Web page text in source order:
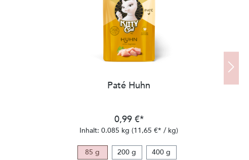
Paté Huhn
0,99 €*
Inhalt:0.085 kg(11,65 €* / kg)
85 g 200 g 400 g